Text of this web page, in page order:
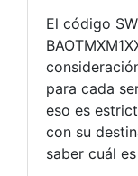
El código
para cada
eso es
con su
saber cuál